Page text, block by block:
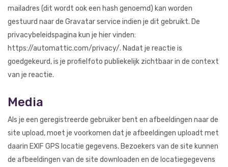
mailadres (dit wordt ook een hash genoemd) kan worden
gestuurd naar de Gravatar service indien je dit gebruikt. De
privacybeleidspagina kun je hier vinden:
https://automattic.com/privacy/. Nadat je reactie is
goedgekeurd, is je profielfoto publiekelijk zichtbaar in de context
van je reactie.
Media
Als je een geregistreerde gebruiker bent en afbeeldingen naar de
site upload, moet je voorkomen dat je afbeeldingen uploadt met
daarin EXIF GPS locatie gegevens. Bezoekers van de site kunnen
de afbeeldingen van de site downloaden en de locatiegegevens